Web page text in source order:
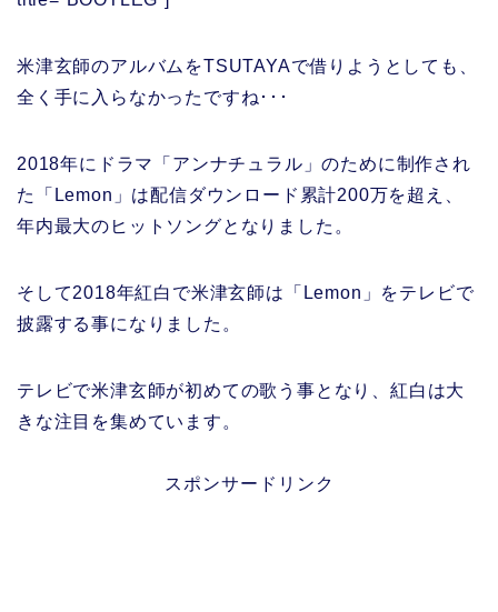
米津玄師のアルバムをTSUTAYAで借りようとしても、
全く手に入らなかったですね･･･
2018年にドラマ「アンナチュラル」のために制作され
た「Lemon」は配信ダウンロード累計200万を超え、
年内最大のヒットソングとなりました。
そして2018年紅白で米津玄師は「Lemon」をテレビで
披露する事になりました。
テレビで米津玄師が初めての歌う事となり、紅白は大
きな注目を集めています。
スポンサードリンク